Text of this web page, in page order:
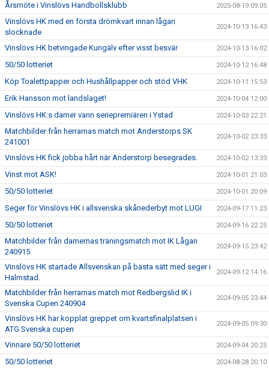
Årsmöte i Vinslövs Handbollsklubb 2025-08-19 09:05
Vinslövs HK med en första drömkvart innan lågan
slocknade
2024-10-13 16:43
Vinslövs HK betvingade Kungälv efter visst besvär 2024-10-13 16:02
50/50 lotteriet 2024-10-12 16:48
Köp Toalettpapper och Hushållpapper och stöd VHK 2024-10-11 15:53
Erik Hansson mot landslaget! 2024-10-04 12:00
Vinslövs HK:s damer vann seriepremiären i Ystad 2024-10-03 22:21
Matchbilder från herrarnas match mot Anderstorps SK
241001
2024-10-02 23:33
Vinslövs HK fick jobba hårt när Anderstorp besegrades. 2024-10-02 13:33
Vinst mot ASK! 2024-10-01 21:03
50/50 lotteriet 2024-10-01 20:09
Seger för Vinslövs HK i allsvenska skånederbyt mot LUGI 2024-09-17 11:23
50/50 lotteriet 2024-09-16 22:25
Matchbilder från damernas träningsmatch mot IK Lågan
240915
2024-09-15 23:42
Vinslövs HK startade Allsvenskan på bästa sätt med seger i
Halmstad.
2024-09-12 14:16
Matchbilder från herrarnas match mot Redbergslid IK i
Svenska Cupen 240904
2024-09-05 23:44
Vinslövs HK har kopplat greppet om kvartsfinalplatsen i
ATG Svenska cupen
2024-09-05 09:30
Vinnare 50/50 lotteriet 2024-09-04 20:25
50/50 lotteriet 2024-08-28 20:10